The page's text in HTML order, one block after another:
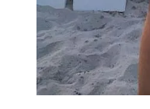
Nos
Tarifs
Nos
chirurgies